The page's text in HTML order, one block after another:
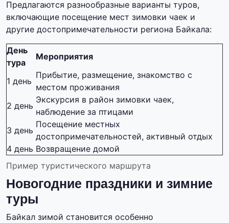
Предлагаются разнообразные варианты туров,
включающие посещение мест зимовки чаек и
другие достопримечательности региона Байкала:
Пример туристического маршрута
День
тура
Мероприятия
1 день
Прибытие, размещение, знакомство с
местом проживания
2 день
Экскурсия в район зимовки чаек,
наблюдение за птицами
3 день
Посещение местных
достопримечательностей, активный отдых
4 день Возвращение домой
Новогодние праздники и зимние
туры
Байкал зимой становится особенно